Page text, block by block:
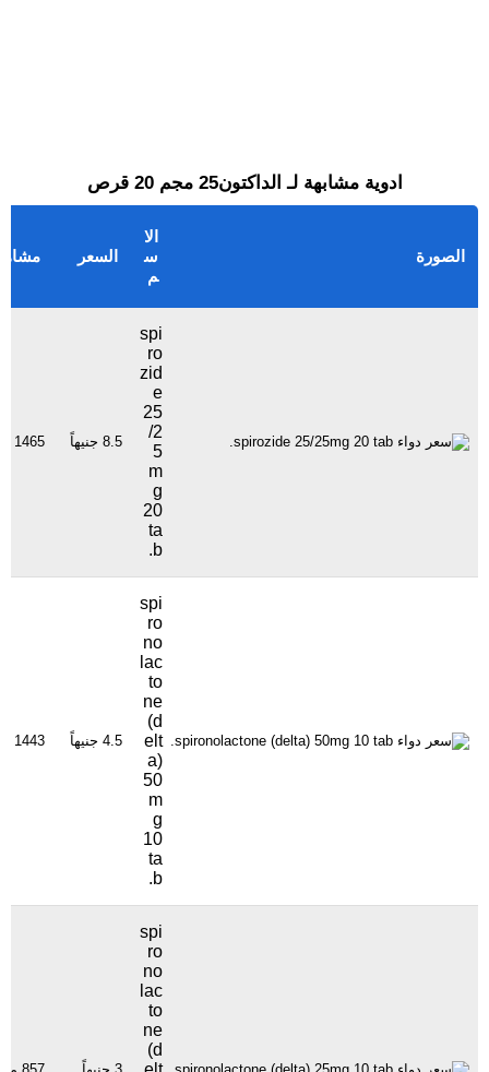
ادوية مشابهة لـ الداكتون25 مجم 20 قرص
الصورة
الا
س
م
السعر
spi
ro
zid
e
25
/2
5
m
g
20
ta
b.
8.5 جنيهاً 1465 مشاهدة
spi
ro
no
lac
to
ne
(d
elt
a)
50
m
g
10
ta
b.
4.5 جنيهاً 1443 مشاهدة
spi
ro
no
lac
to
ne
(d